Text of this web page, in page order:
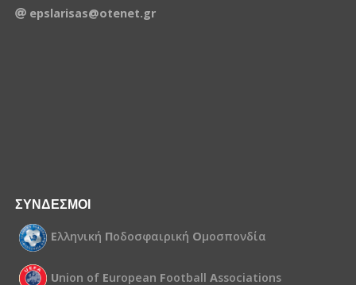
epslarisas@otenet.gr
ΣΥΝΔΕΣΜΟΙ
Ελληνική Ποδοσφαιρική Ομοσπονδία
Union of European Football Associations